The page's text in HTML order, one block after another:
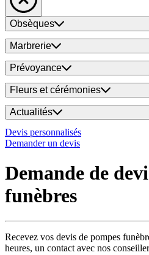
Obsèques
Marbrerie
Prévoyance
Fleurs et cérémonies
Actualités
Devis personnalisés
Demander un devis
Demande de
funèbres
Recevez vos devis de pompes
heures, un contact avec nos